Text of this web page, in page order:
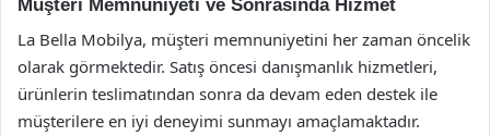
Müşteri Memnuniyeti ve Sonrasında Hizmet
La Bella Mobilya, müşteri memnuniyetini her zaman öncelik
olarak görmektedir. Satış öncesi danışmanlık hizmetleri,
ürünlerin teslimatından sonra da devam eden destek ile
müşterilere en iyi deneyimi sunmayı amaçlamaktadır.